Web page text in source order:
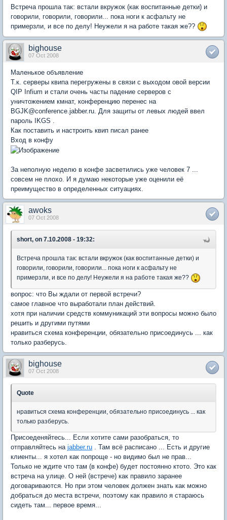
Встреча прошла так: встали вкружок (как воспитанные детки) и
говорили, говорили, говорили... пока ноги к асфальту не
примерзли, и все по делу! Неужели я на работе такая же??
bighouse
07 Oct 2008
Маленькое объявление
Т.к. серверы квипа перегружены в связи с выходом овой версии
QIP Infium и стали очень часты падение серверов с
уничтожением кмнат, конференцию перенес на
BGJK@conference.jabber.ru. Для защиты от левых людей ввел
пароль IKGS .
Как поставить и настроить квип писал ранее
Вход в конфу
За неполную неделю в конфе засветились уже человек 7 ...
совсем не плохо. И я думаю некоторые уже оценили её
преимущество в определенных ситуациях.
awoks
07 Oct 2008
short, on 7.10.2008 - 19:32:
Встреча прошла так: встали вкружок (как воспитанные детки) и
говорили, говорили, говорили... пока ноги к асфальту не
примерзли, и все по делу! Неужели я на работе такая же??
вопрос: что Вы ждали от первой встречи?
самое главное что выработали план действий.
хотя при наличии средств коммуникаций эти вопросы можно было
решить и другими путями
нравиться схема конференции, обязательно присоединусь ... как
только разберусь.
bighouse
07 Oct 2008
Quote
нравиться схема конференции, обязательно присоединусь ... как
только разберусь.
Присоеденяйтесь... Если хотите сами разобраться, то
отправляйтесь на jabber.ru . Там всё расписано ... Есть и другие
клиенты... я хотел как попроще - но видимо был не прав...
Только не ждите что там (в конфе) будет постоянно ктото. Это как
встреча на улице. О ней (встрече) как правило заранее
договариваются. Но при этом человек должен знать как можно
добраться до места встречи, поэтому как правило я стараюсь
сидеть там... первое время...